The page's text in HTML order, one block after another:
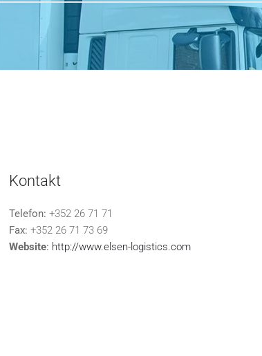
Kontakt
Telefon: +352 26 71 71
Fax: +352 26 71 73 69
Website: http://www.elsen-logistics.com